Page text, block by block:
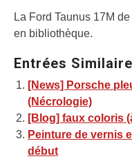
La Ford Taunus 17M
en bibliothèque.
Entrées
[News] Porsche
(Nécrologie)
[Blog] faux coloris
Peinture de vernis
début